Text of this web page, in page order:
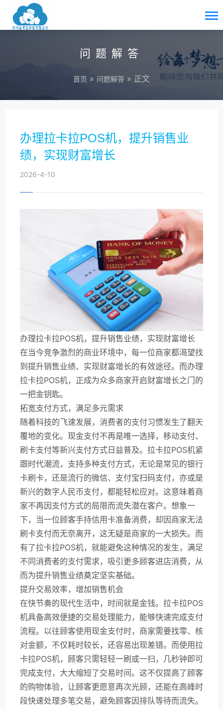
问题解答
首页 » 问题解答 » 正文
办理拉卡拉POS机，提升销售业
绩，实现财富增长
2026-4-10
办理拉卡拉POS机，提升销售业绩，实现财富增长
在当今竞争激烈的商业环境中，每一位商家都渴望找
到提升销售业绩、实现财富增长的有效途径。而办理
拉卡拉POS机，正成为众多商家开启财富增长之门的
一把金钥匙。
拓宽支付方式，满足多元需求
随着科技的飞速发展，消费者的支付习惯发生了翻天
覆地的变化。现金支付不再是唯一选择，移动支付、
刷卡支付等新兴支付方式日益普及。拉卡拉POS机紧
跟时代潮流，支持多种支付方式，无论是常见的银行
卡刷卡，还是流行的微信、支付宝扫码支付，亦或是
新兴的数字人民币支付，都能轻松应对。这意味着商
家不再因支付方式的局限而流失潜在客户。想象一
下，当一位顾客手持信用卡准备消费，却因商家无法
刷卡支付而无奈离开，这无疑是商家的一大损失。而
有了拉卡拉POS机，就能避免这种情况的发生，满足
不同消费者的支付需求，吸引更多顾客进店消费，从
而为提升销售业绩奠定坚实基础。
提升交易效率，增加销售机会
在快节奏的现代生活中，时间就是金钱。拉卡拉POS
机具备高效便捷的交易处理能力，能够快速完成支付
流程。以往顾客使用现金支付时，商家需要找零、核
对金额，不仅耗时较长，还容易出现差错。而使用拉
卡拉POS机，顾客只需轻轻一刷或一扫，几秒钟即可
完成支付，大大缩短了交易时间。这不仅提高了顾客
的购物体验，让顾客更愿意再次光顾，还能在高峰时
段快速处理多笔交易，避免顾客因排队等待而流失。